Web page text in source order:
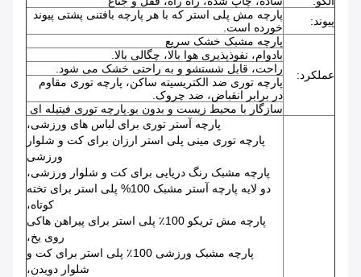
پیوند:
پارچه مش پلی استر که با هر پارچه بافتنی پشتی پیوند
خورده است.
عملکرد:
پارچه مشبک خشک سریع
بادوام، نفوذپذیری هوا بالا، چگالی بالا.
راحت، قابل شستشو و به راحتی خشک می شود.
پارچه توری ضد الکتریسیته ساکن، پارچه توری مقاوم
در برابر انقباض، ضد چروک.
سازگار با محیط زیست و بدون بو.پارچه توری فیتیله ای
پارچه آستر توری برای لباس های ورزشی،
پارچه توری مینی پلی استر ارزان برای کت و شلوار
ورزشی
پارچه مشبک رنگ دریایی برای کت و شلوار ورزشی،
دو لایه پارچه آستر مشبک 100% پلی استر برای تخته
کوتاه،
پارچه مش تریکو 100٪ پلی استر برای پیراهن هاکی
روی یخ،
پارچه مشبک ورزشی 100٪ پلی استر برای کت و
شلوار دویدن،